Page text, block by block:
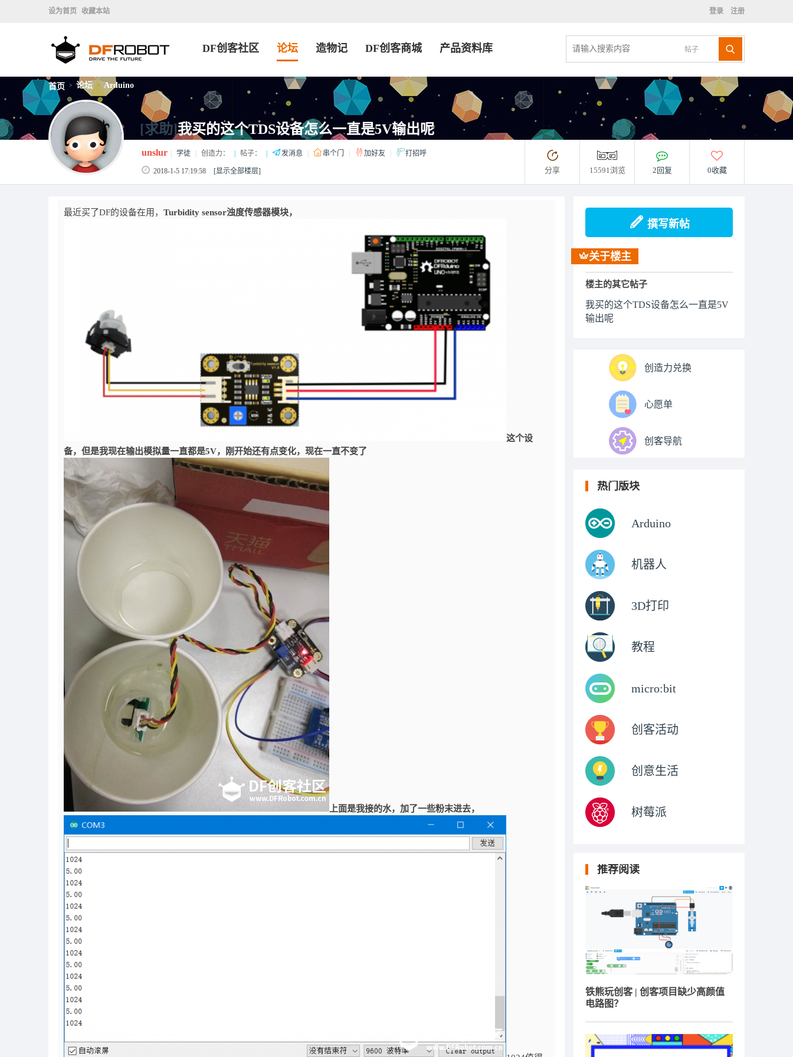
设为首页 收藏本站 登录 注册
帖子
DF创客社区 论坛 造物记 DF创客商城 产品资料库
首页 > 论坛 > Arduino
[求助]我买的这个TDS设备怎么一直是5V输出呢
unslur 学徒 创造力： 帖子： 发消息 串个门 加好友 打招呼
2018-1-5 17:19:58 [显示全部楼层] 分享 15591浏览 2回复 0收藏
最近买了DF的设备在用， Turbidity sensor浊度传感器模块，
这个设
备，但是我现在输出模拟量一直都是5V，刚开始还有点变化，现在一直不变了
上面是我接的水，加了一些粉末进去，
撰写新帖
关于楼主
楼主的其它帖子
我买的这个TDS设备怎么一直是5V
输出呢
创造力兑换
心愿单
创客导航
热门版块
Arduino
机器人
3D打印
教程
micro:bit
创客活动
创意生活
树莓派
推荐阅读
铁熊玩创客 | 创客项目缺少高颜值
电路图？